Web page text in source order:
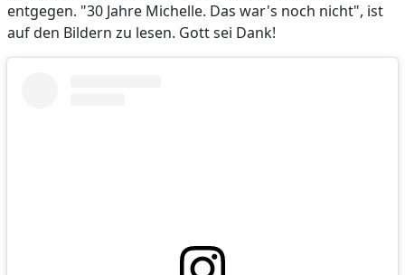
entgegen. "30 Jahre Michelle. Das war's noch nicht", ist
auf den Bildern zu lesen. Gott sei Dank!